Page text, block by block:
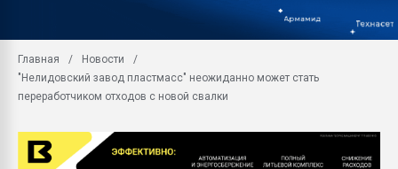
заводу пластмасс"
28.07.2026
Главная
Новости
"Нелидовский завод пластмасс" неожиданно может стать
переработчиком отходов с новой свалки